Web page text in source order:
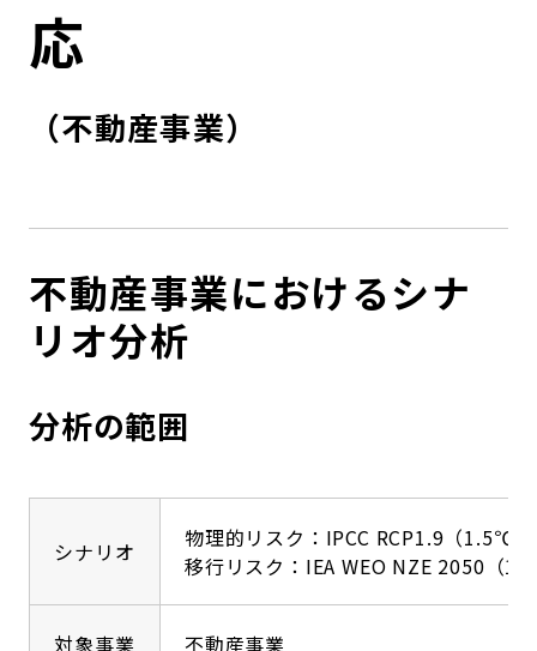
ガバナンス
株式情報
IRカレンダー
サステナビリティマネジメント
ガバナンス
応
（不動産事業）
不動産事業におけるシナ
リオ分析
分析の範囲
シナリオ
物理的リスク：IPCC RCP1.9（1.5℃
移行リスク：IEA WEO NZE 2050（
対象事業 不動産事業